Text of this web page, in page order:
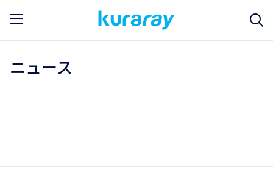
ニュース